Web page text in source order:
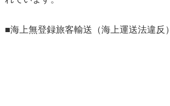
■海上無登録旅客輸送（海上運送法違反）